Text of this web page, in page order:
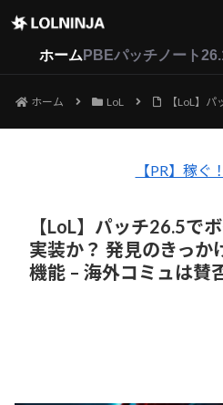
ホーム PBEパッチノート
ホーム LoL 【LoL】パッチ26.5でボイ
【PR】稼ぐ
【LoL】パッチ26.5で
実装か？ 発見のきっか
機能 – 海外コミュは賛